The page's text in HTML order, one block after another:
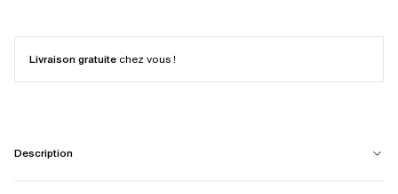
Livraison gratuite chez vous !
Description